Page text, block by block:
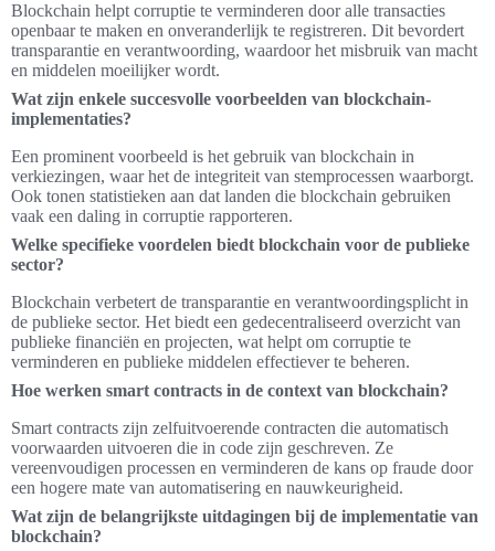
Blockchain helpt corruptie te verminderen door alle transacties
openbaar te maken en onveranderlijk te registreren. Dit bevordert
transparantie en verantwoording, waardoor het misbruik van macht
en middelen moeilijker wordt.
Wat zijn enkele succesvolle voorbeelden van blockchain-
implementaties?
Een prominent voorbeeld is het gebruik van blockchain in
verkiezingen, waar het de integriteit van stemprocessen waarborgt.
Ook tonen statistieken aan dat landen die blockchain gebruiken
vaak een daling in corruptie rapporteren.
Welke specifieke voordelen biedt blockchain voor de publieke
sector?
Blockchain verbetert de transparantie en verantwoordingsplicht in
de publieke sector. Het biedt een gedecentraliseerd overzicht van
publieke financiën en projecten, wat helpt om corruptie te
verminderen en publieke middelen effectiever te beheren.
Hoe werken smart contracts in de context van blockchain?
Smart contracts zijn zelfuitvoerende contracten die automatisch
voorwaarden uitvoeren die in code zijn geschreven. Ze
vereenvoudigen processen en verminderen de kans op fraude door
een hogere mate van automatisering en nauwkeurigheid.
Wat zijn de belangrijkste uitdagingen bij de implementatie van
blockchain?